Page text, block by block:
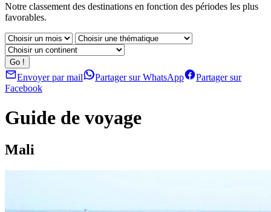
Notre classement des destinations en fonction des périodes les plus
favorables.
Envoyer par mail Partager sur WhatsApp
Partager sur
Facebook
Guide de voyage
Mali